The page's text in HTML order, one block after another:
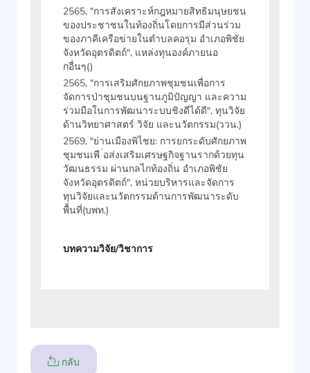
2565, "การสังเคราะห์กฎหมายสิทธิมนุษยชน
ของประชาชนในท้องถิ่นโดยการมีส่วนร่วม
ของภาคีเครือข่ายในตำบลคอรุม อำเภอพิชัย
จังหวัดอุตรดิตถ์", แหล่งทุนองค์ภายนอ
กอื่นๆ()
2565, "การเสริมศักยภาพชุมชนเพื่อการ
จัดการป่าชุมชนบนฐานภูมิปัญญา และความ
ร่วมมือในการพัฒนาระบบชิงดีได้ดี", ทุนวิจัย
ด้านวิทยาศาสตร์ วิจัย และนวัตกรรม(ววน.)
2569, "ย่านเมืองพิไชย: การยกระดับศักยภาพ
ชุมชนเพื ่อส่งเสริมเศรษฐกิจฐานรากด้วยทุน
วัฒนธรรม ผ่านกลไกท้องถิ่น อำเภอพิชัย
จังหวัดอุตรดิตถ์", หน่วยบริหารและจัดการ
ทุนวิจัยและนวัตกรรมด้านการพัฒนาระดับ
พื้นที่(บพท.)
บทความวิจัย/วิชาการ
กลับ